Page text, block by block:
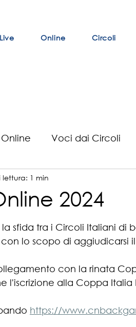
Live Online Circoli
Online Voci dai Circoli
BCVE
2024
lettura: 1 min
sfida tra i Circoli Italiani di
con lo scopo di aggiudicarsi
con la rinata
l'iscrizione alla Coppa Italia
https://